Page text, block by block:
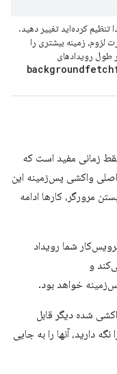
تنظیم کرده‌اید تغییر دهید.
لزوم، زمینه بیشتری را
طول رویدادهای
فقط زمانی مفید است که
واکشی پس‌زمینه این
مرورگر، کارها ادامه
شما رویداد
و
خواهد بود.
شده دیگر قابل
دارید، آنها را به جایی